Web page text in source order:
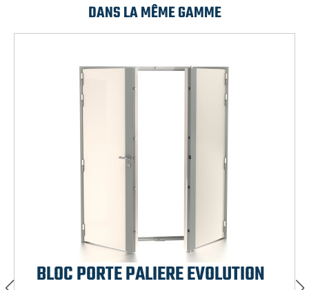
DANS LA MÊME GAMME
BLOC PORTE PALIERE EVOLUTION